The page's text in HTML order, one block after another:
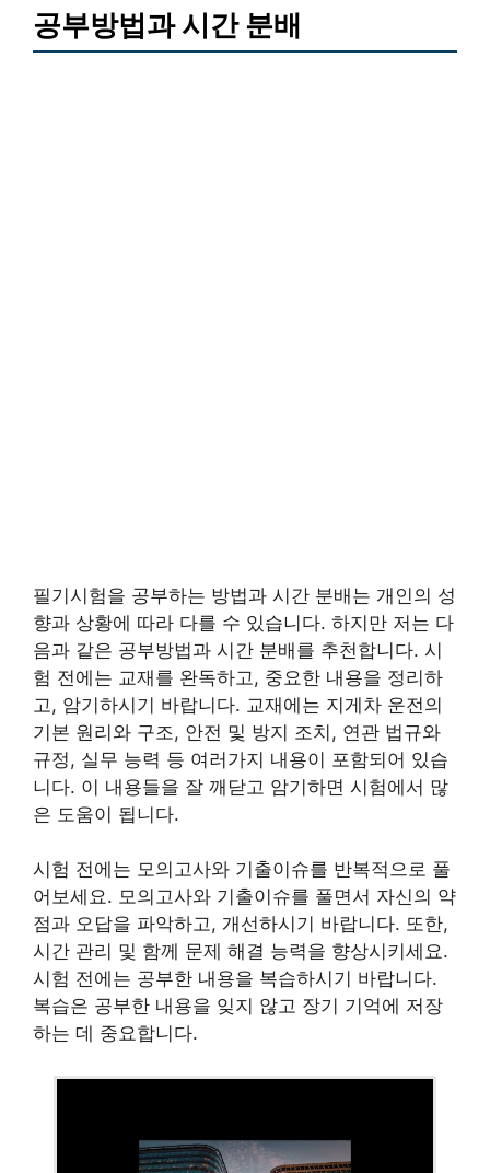
공부방법과 시간 분배
필기시험을 공부하는 방법과 시간 분배는 개인의 성
향과 상황에 따라 다를 수 있습니다. 하지만 저는 다
음과 같은 공부방법과 시간 분배를 추천합니다. 시
험 전에는 교재를 완독하고, 중요한 내용을 정리하
고, 암기하시기 바랍니다. 교재에는 지게차 운전의
기본 원리와 구조, 안전 및 방지 조치, 연관 법규와
규정, 실무 능력 등 여러가지 내용이 포함되어 있습
니다. 이 내용들을 잘 깨닫고 암기하면 시험에서 많
은 도움이 됩니다.
시험 전에는 모의고사와 기출이슈를 반복적으로 풀
어보세요. 모의고사와 기출이슈를 풀면서 자신의 약
점과 오답을 파악하고, 개선하시기 바랍니다. 또한,
시간 관리 및 함께 문제 해결 능력을 향상시키세요.
시험 전에는 공부한 내용을 복습하시기 바랍니다.
복습은 공부한 내용을 잊지 않고 장기 기억에 저장
하는 데 중요합니다.